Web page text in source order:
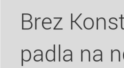
Brez
padla na